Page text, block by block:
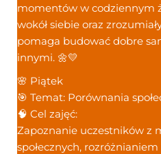
momentów w codziennym
wokół siebie oraz
pomaga budować dobre
innymi. 🌼💛
🌸 Piątek
🎯 Temat: Porównania
🧠 Cel zajęć:
Zapoznanie uczestników z
społecznych,